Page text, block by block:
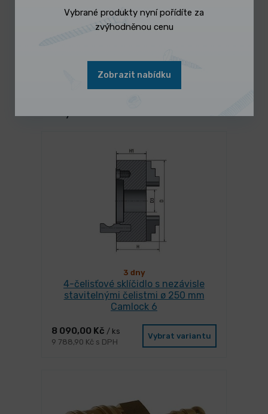
/ ks
Vybrat variantu
3 dny
4-čelisťové sklíčidlo s nezávisle
stavitelnými čelistmi ø 250 mm
Camlock 6
8 090,00 Kč / ks
9 788,90 Kč s DPH
Vybrat variantu
Vybrané produkty nyní pořídíte za
zvýhodněnou cenu
Zobrazit nabídku